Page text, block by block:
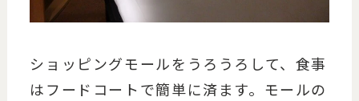
ショッピングモールをうろうろして、食事
はフードコートで簡単に済ます。モールの